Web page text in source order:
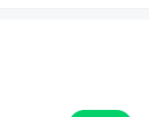
伴快来下载吧